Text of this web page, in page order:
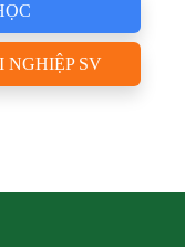
NGHIỆP SV